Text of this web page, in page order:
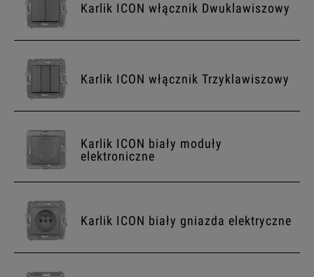
Karlik ICON włącznik Dwuklawiszowy
Karlik ICON włącznik Trzyklawiszowy
Karlik ICON biały moduły
elektroniczne
Karlik ICON biały gniazda elektryczne